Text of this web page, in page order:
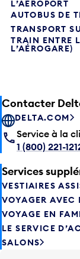
L’AÉROPORT
AUTOBUS DE
TRANSPORT
TRAIN ENTRE
L’AÉROGARE)
Contacter
DELTA.COM
Service à la
1 (800) 221-
Services
VESTIAIRES
VOYAGER AVEC
VOYAGE EN
LE SERVICE
SALONS